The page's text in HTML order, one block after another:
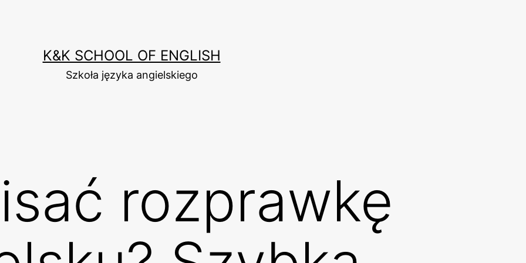
K&K SCHOOL OF ENGLISH
Szkoła języka angielskiego
rozprawkę